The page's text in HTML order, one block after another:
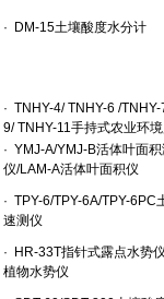
· DM-15土壤酸度水分计
· TNHY-4/ TNHY-6 /
9/ TNHY-11手持式农业环
· YMJ-A/YMJ-B活体叶面
仪/LAM-A活体叶面积仪
· TPY-6/TPY-6A/TPY-6PC
速测仪
· HR-33T指针式露点水势
植物水势仪